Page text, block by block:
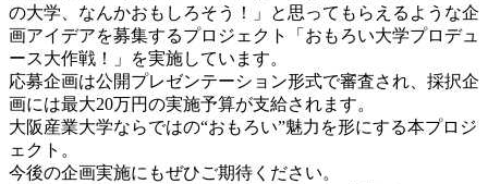
の大学、なんかおもしろそう！」と思ってもらえるような企
画アイデアを募集するプロジェクト「おもろい大学プロデュ
ース大作戦！」を実施しています。
応募企画は公開プレゼンテーション形式で審査され、採択企
画には最大20万円の実施予算が支給されます。
大阪産業大学ならではの“おもろい”魅力を形にする本プロジ
ェクト。
今後の企画実施にもぜひご期待ください。